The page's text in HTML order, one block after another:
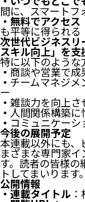
間に、スマート
・無料でアクセス
も平等に得られる
次世代ビジネス
スキル向上」を支
特に以下のよう
・商談や営業で
・ チームマネジ
ー
・ 雑談力を向上さ
・ 人間関係構築
・ コミュニケー
今後の展開予定
本連載以外にも
まざまな専門家
す。読者の皆様
トしてまいります。
公開情報
・連載タイトル